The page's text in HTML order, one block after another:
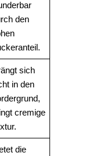
den
sich
in den
cremige
die